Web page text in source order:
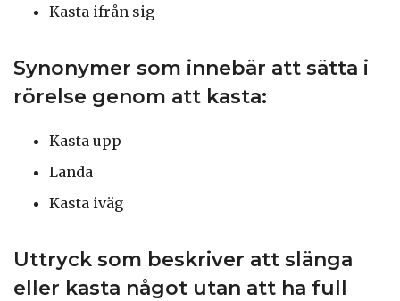
Kasta ifrån sig
Synonymer som innebär att sätta i
rörelse genom att kasta:
Kasta upp
Landa
Kasta iväg
Uttryck som beskriver att slänga
eller kasta något utan att ha full